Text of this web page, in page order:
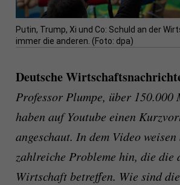
Putin, Trump, Xi und Co: Schuld an der
immer die anderen. (Foto: dpa)
Deutsche
Professor Plumpe, über 150.000
haben auf Youtube einen
angeschaut. In dem Video
zahlreiche Probleme hin, die die
Wirtschaft betreffen. Wie sind